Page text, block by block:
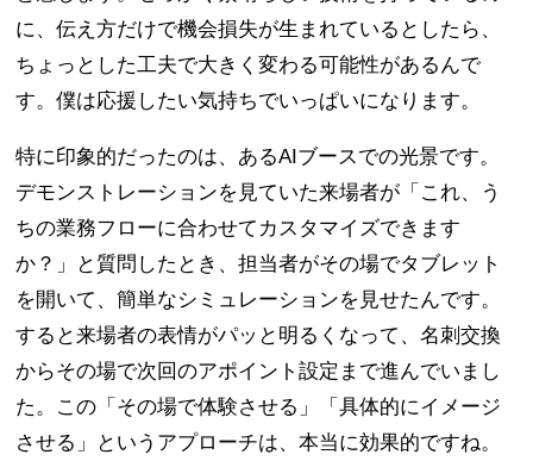
に、伝え方だけで機会損失が生まれているとしたら、
ちょっとした工夫で大きく変わる可能性があるんで
す。僕は応援したい気持ちでいっぱいになります。
特に印象的だったのは、あるAIブースでの光景です。
デモンストレーションを見ていた来場者が「これ、う
ちの業務フローに合わせてカスタマイズできます
か？」と質問したとき、担当者がその場でタブレット
を開いて、簡単なシミュレーションを見せたんです。
すると来場者の表情がパッと明るくなって、名刺交換
からその場で次回のアポイント設定まで進んでいまし
た。この「その場で体験させる」「具体的にイメージ
させる」というアプローチは、本当に効果的ですね。